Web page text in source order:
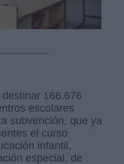
166.676
escolares
subvención, que ya
el curso
infantil,
especial, de